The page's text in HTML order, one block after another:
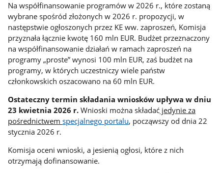
Na współfinansowanie programów w 2026 r., które zostaną
wybrane spośród złożonych w 2026 r. propozycji, w
następstwie ogłoszonych przez KE ww. zaproszeń, Komisja
przyznała łącznie kwotę 160 mln EUR. Budżet przeznaczony
na współfinansowanie działań w ramach zaproszeń na
programy „proste” wynosi 100 mln EUR, zaś budżet na
programy, w których uczestniczy wiele państw
członkowskich oszacowano na 60 mln EUR.
Ostateczny termin składania wniosków upływa w dniu
23 kwietnia 2026 r. Wnioski można składać jedynie za
pośrednictwemspecjalnego portalu, począwszy od dnia 22
stycznia 2026 r.
Komisja oceni wnioski, a jesienią ogłosi, które z nich
otrzymają dofinansowanie.